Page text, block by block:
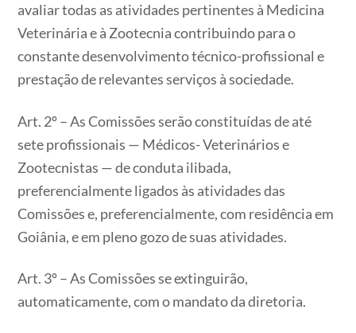
avaliar todas as atividades pertinentes à Medicina
Veterinária e à Zootecnia contribuindo para o
constante desenvolvimento técnico-profissional e
prestação de relevantes serviços à sociedade.
Art. 2º – As Comissões serão constituídas de até
sete profissionais — Médicos- Veterinários e
Zootecnistas — de conduta ilibada,
preferencialmente ligados às atividades das
Comissões e, preferencialmente, com residência em
Goiânia, e em pleno gozo de suas atividades.
Art. 3º – As Comissões se extinguirão,
automaticamente, com o mandato da diretoria.